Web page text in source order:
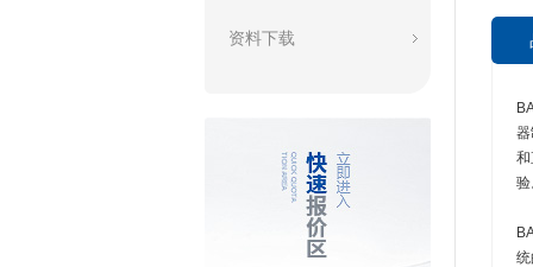
资料下载
验